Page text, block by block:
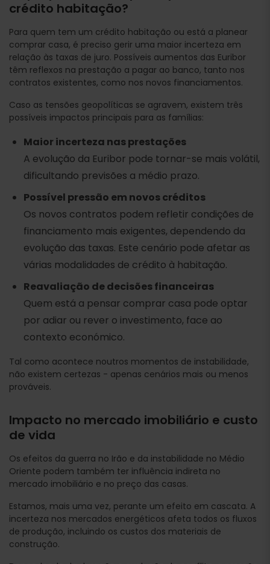
crédito habitação?
Para quem tem um crédito habitação ou está a planear
comprar casa, é preciso gerir uma maior incerteza em
relação às taxas de juro. Possíveis aumentos das Euribor
têm reflexos na prestação a pagar ao banco, tanto nos
contratos existentes, como nos novos financiamentos.
Caso as tensões geopolíticas se agravem, existem três
possíveis impactos principais para as famílias:
Maior incerteza nas prestações
A evolução da Euribor pode tornar-se mais volátil,
dificultando previsões a médio prazo.
Possível pressão em novos créditos
Os novos contratos podem refletir condições de
financiamento mais exigentes, dependendo da
evolução das taxas. Este cenário pode afetar as
várias modalidades de crédito à habitação.
Reavaliação de decisões financeiras
Quem está a pensar comprar casa pode optar
por adiar ou rever o investimento, face ao
contexto económico.
Tal como acontece noutros momentos de instabilidade,
não existem certezas - apenas cenários mais ou menos
prováveis.
Impacto no mercado imobiliário e custo
de vida
Os efeitos da guerra no Irão e da instabilidade no Médio
Oriente podem também ter influência indireta no
mercado imobiliário e no preço das casas.
Estamos, mais uma vez, perante um efeito em cascata. A
incerteza nos mercados energéticos afeta todos os fluxos
de produção, incluindo os custos dos materiais de
construção.